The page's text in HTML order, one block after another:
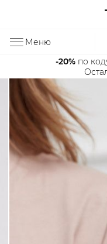
Меню
-20% по